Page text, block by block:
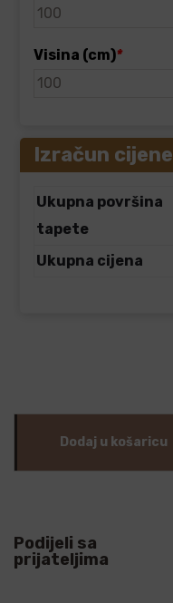
Visina (cm)*
Izračun cijene
Ukupna površina
tapete
Ukupna cijena
Dodaj u košaricu
Podijeli sa
prijateljima